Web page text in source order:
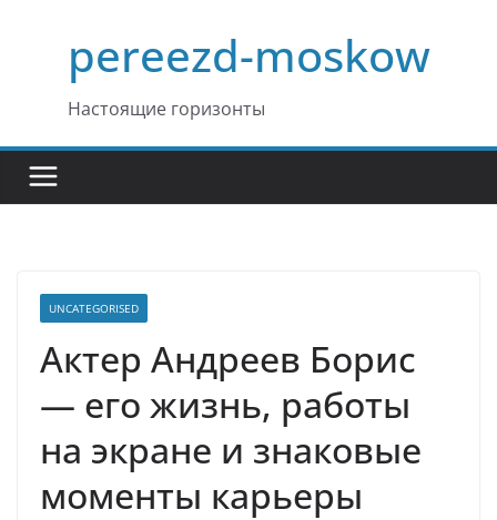
содержимомуpereezd-moskow
Настоящие горизонты
UNCATEGORISED
Актер Андреев Борис
— его жизнь, работы
на экране и знаковые
моменты карьеры